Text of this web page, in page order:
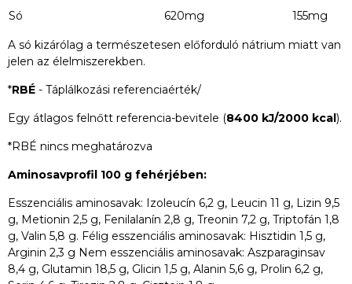
Só 620mg 155mg
A só kizárólag a természetesen előforduló nátrium miatt van
jelen az élelmiszerekben.
*RBÉ - Táplálkozási referenciaérték/
Egy átlagos felnőtt referencia-bevitele (8400 kJ/2000 kcal).
*RBÉ nincs meghatározva
Aminosavprofil 100 g fehérjében:
Esszenciális aminosavak: Izoleucín 6,2 g, Leucin 11 g, Lizin 9,5
g, Metionin 2,5 g, Fenilalanín 2,8 g, Treonin 7,2 g, Triptofán 1,8
g, Valin 5,8 g. Félig esszenciális aminosavak: Hisztidin 1,5 g,
Arginin 2,3 g Nem esszenciális aminosavak: Aszparaginsav
8,4 g, Glutamin 18,5 g, Glicin 1,5 g, Alanin 5,6 g, Prolin 6,2 g,